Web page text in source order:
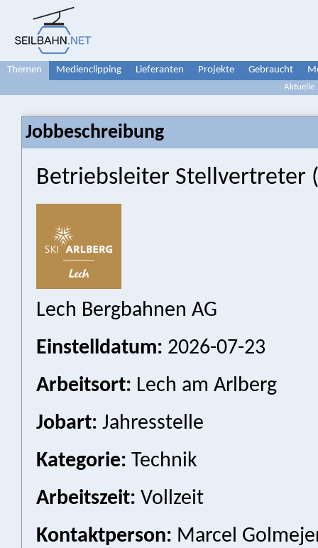
Themen Medienclipping Lieferanten Projekte Gebraucht
Aktuelle
Jobbeschreibung
Betriebsleiter Stellvertreter
Lech Bergbahnen AG
Einstelldatum: 2026-07-23
Arbeitsort: Lech am Arlberg
Jobart: Jahresstelle
Kategorie: Technik
Arbeitszeit: Vollzeit
Kontaktperson: Marcel